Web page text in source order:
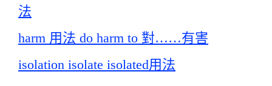
法
harm 用法 do harm to 對……有害
isolation isolate isolated用法